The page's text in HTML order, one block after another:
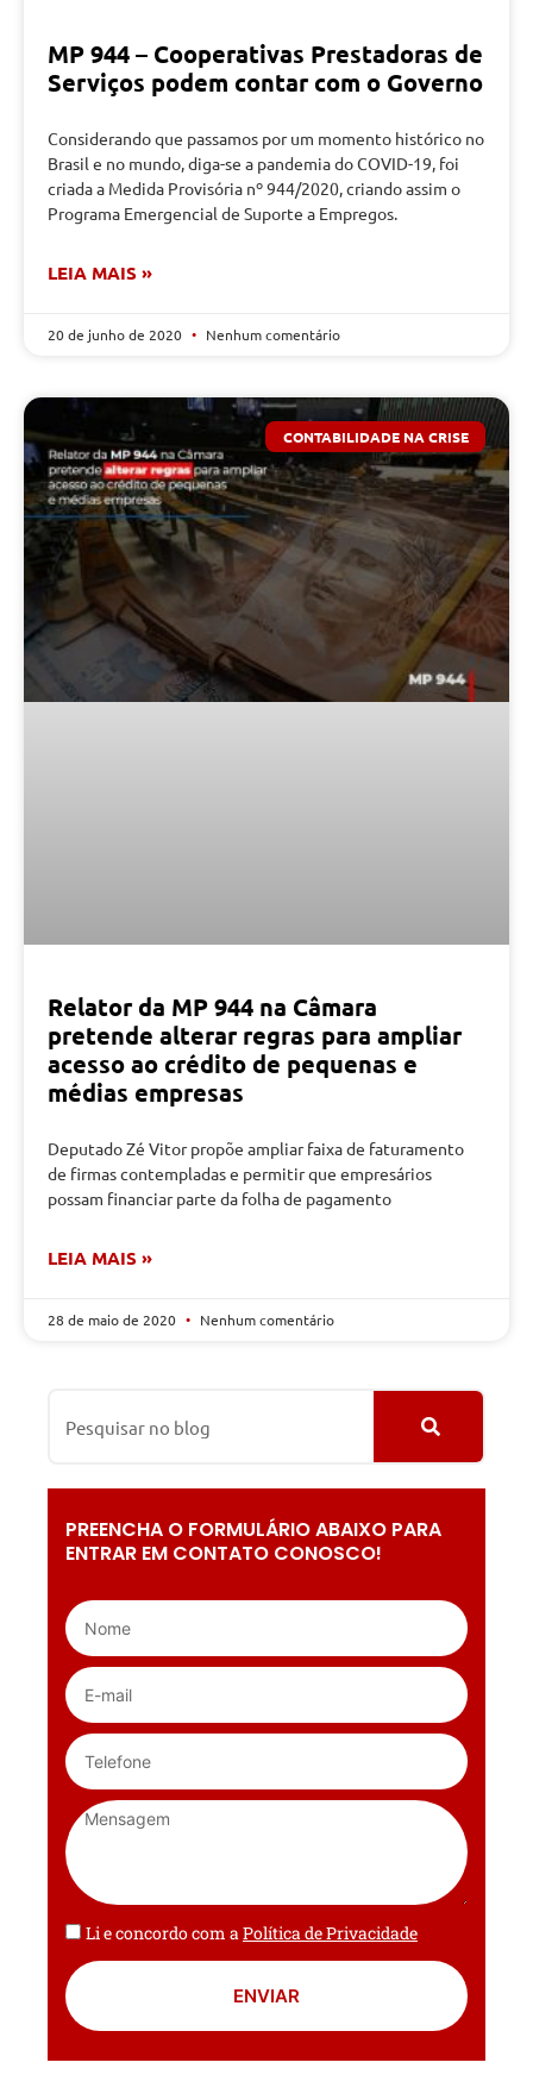
MP 944 – Cooperativas Prestadoras de
Serviços podem contar com o Governo
Considerando que passamos por um momento histórico no
Brasil e no mundo, diga-se a pandemia do COVID-19, foi
criada a Medida Provisória nº 944/2020, criando assim o
Programa Emergencial de Suporte a Empregos.
LEIA MAIS »
20 de junho de 2020 Nenhum comentário
CONTABILIDADE NA CRISE
Relator da MP 944 na Câmara
pretende alterar regras para ampliar
acesso ao crédito de pequenas e
médias empresas
Deputado Zé Vitor propõe ampliar faixa de faturamento
de firmas contempladas e permitir que empresários
possam financiar parte da folha de pagamento
LEIA MAIS »
28 de maio de 2020 Nenhum comentário
PREENCHA O FORMULÁRIO ABAIXO PARA
ENTRAR EM CONTATO CONOSCO!
Li e concordo com aPolítica de Privacidade
ENVIAR